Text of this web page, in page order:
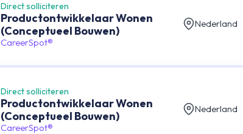
Direct solliciteren
Productontwikkelaar Wonen
(Conceptueel Bouwen)
CareerSpot®
Nederland
Direct solliciteren
Productontwikkelaar Wonen
(Conceptueel Bouwen)
CareerSpot®
Nederland